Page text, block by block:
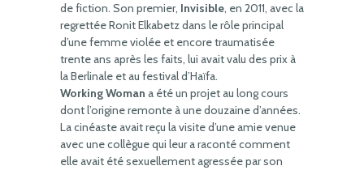
de fiction. Son premier, Invisible, en 2011, avec la
regrettée Ronit Elkabetz dans le rôle principal
d’une femme violée et encore traumatisée
trente ans après les faits, lui avait valu des prix à
la Berlinale et au festival d’Haïfa.
Working Woman a été un projet au long cours
dont l’origine remonte à une douzaine d’années.
La cinéaste avait reçu la visite d’une amie venue
avec une collègue qui leur a raconté comment
elle avait été sexuellement agressée par son